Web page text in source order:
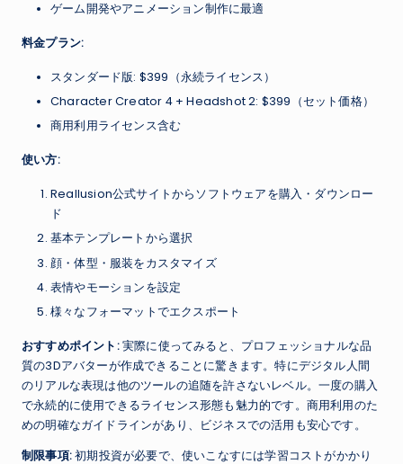
ゲーム開発やアニメーション制作に最適
料金プラン:
スタンダード版: $399（永続ライセンス）
Character Creator 4 + Headshot 2: $399（セット価格）
商用利用ライセンス含む
使い方:
Reallusion公式サイトからソフトウェアを購入・ダウンロー
ド
基本テンプレートから選択
顔・体型・服装をカスタマイズ
表情やモーションを設定
様々なフォーマットでエクスポート
おすすめポイント:実際に使ってみると、プロフェッショナルな品
質の3Dアバターが作成できることに驚きます。特にデジタル人間
のリアルな表現は他のツールの追随を許さないレベル。一度の購入
で永続的に使用できるライセンス形態も魅力的です。商用利用のた
めの明確なガイドラインがあり、ビジネスでの活用も安心です。
制限事項:初期投資が必要で、使いこなすには学習コストがかかり